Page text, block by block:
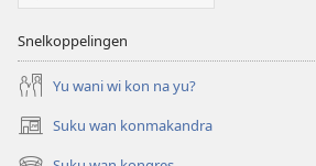
Snelkoppelingen
Yu wani wi kon na yu?
Suku wan konmakandra
(opent
nieuw